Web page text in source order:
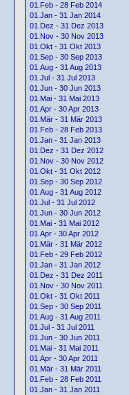
01.Feb - 28 Feb 2014
01.Jan - 31 Jan 2014
01.Dez - 31 Dez 2013
01.Nov - 30 Nov 2013
01.Okt - 31 Okt 2013
01.Sep - 30 Sep 2013
01.Aug - 31 Aug 2013
01.Jul - 31 Jul 2013
01.Jun - 30 Jun 2013
01.Mai - 31 Mai 2013
01.Apr - 30 Apr 2013
01.Mär - 31 Mär 2013
01.Feb - 28 Feb 2013
01.Jan - 31 Jan 2013
01.Dez - 31 Dez 2012
01.Nov - 30 Nov 2012
01.Okt - 31 Okt 2012
01.Sep - 30 Sep 2012
01.Aug - 31 Aug 2012
01.Jul - 31 Jul 2012
01.Jun - 30 Jun 2012
01.Mai - 31 Mai 2012
01.Apr - 30 Apr 2012
01.Mär - 31 Mär 2012
01.Feb - 29 Feb 2012
01.Jan - 31 Jan 2012
01.Dez - 31 Dez 2011
01.Nov - 30 Nov 2011
01.Okt - 31 Okt 2011
01.Sep - 30 Sep 2011
01.Aug - 31 Aug 2011
01.Jul - 31 Jul 2011
01.Jun - 30 Jun 2011
01.Mai - 31 Mai 2011
01.Apr - 30 Apr 2011
01.Mär - 31 Mär 2011
01.Feb - 28 Feb 2011
01.Jan - 31 Jan 2011